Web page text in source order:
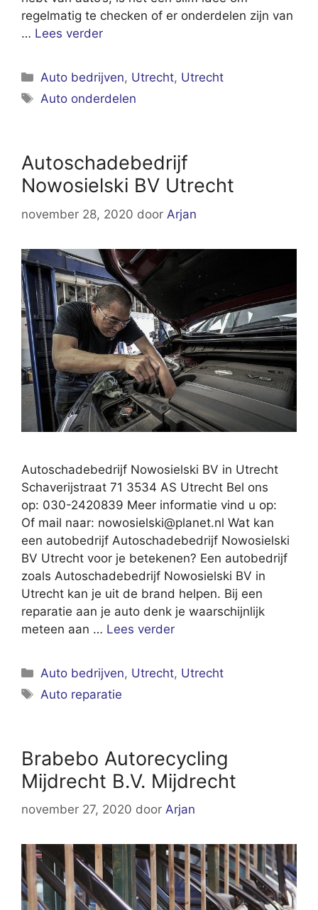
regelmatig te checken of er onderdelen zijn van
… Lees verder
Categorieën
Auto bedrijven, Utrecht, Utrecht
Tags
Auto onderdelen
Autoschadebedrijf
Nowosielski BV Utrecht
november 28, 2020 door Arjan
Autoschadebedrijf Nowosielski BV in Utrecht
Schaverijstraat 71 3534 AS Utrecht Bel ons
op: 030-2420839 Meer informatie vind u op:
Of mail naar: nowosielski@planet.nl Wat kan
een autobedrijf Autoschadebedrijf Nowosielski
BV Utrecht voor je betekenen? Een autobedrijf
zoals Autoschadebedrijf Nowosielski BV in
Utrecht kan je uit de brand helpen. Bij een
reparatie aan je auto denk je waarschijnlijk
meteen aan … Lees verder
Categorieën
Auto bedrijven, Utrecht, Utrecht
Tags
Auto reparatie
Brabebo Autorecycling
Mijdrecht B.V. Mijdrecht
november 27, 2020 door Arjan